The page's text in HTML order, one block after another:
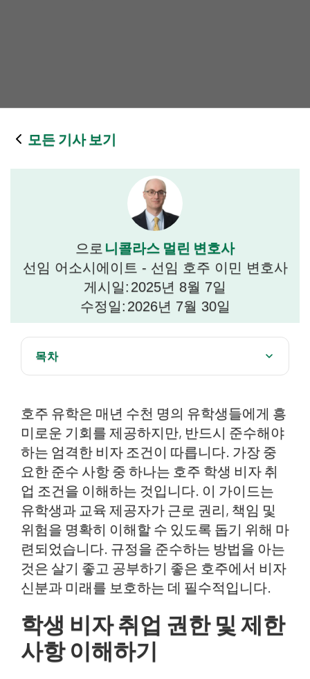
모든 기사 보기
으로 니콜라스 멀린 변호사
선임 어소시에이트 - 선임 호주 이민 변호사
게시일: 2025년 8월 7일
수정일: 2026년 7월 30일
목차
허용 근무 시간: 48시간 근무 규칙
학생 비자 소지자에게 '취업'이란 무엇인가요?
일반적인 침해와 그 결과
업무 통합 학습(WIL) 및 코스 요구 사항
규정 준수 유지: 유학생을 위한 팁
유학생 근로자로서의 권리 이해하기
호주 이민 변호사가 도와줄 수 있는 방법
호주 유학은 매년 수천 명의 유학생들에게 흥
미로운 기회를 제공하지만, 반드시 준수해야
하는 엄격한 비자 조건이 따릅니다. 가장 중
요한 준수 사항 중 하나는 호주 학생 비자 취
업 조건을 이해하는 것입니다. 이 가이드는
유학생과 교육 제공자가 근로 권리, 책임 및
위험을 명확히 이해할 수 있도록 돕기 위해 마
련되었습니다. 규정을 준수하는 방법을 아는
것은 살기 좋고 공부하기 좋은 호주에서 비자
신분과 미래를 보호하는 데 필수적입니다.
학생 비자 취업 권한 및 제한
사항 이해하기